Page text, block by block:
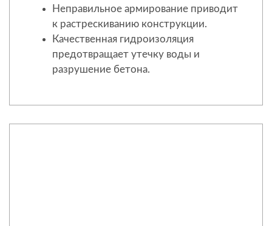
Неправильное армирование приводит
к растрескиванию конструкции.
Качественная гидроизоляция
предотвращает утечку воды и
разрушение бетона.